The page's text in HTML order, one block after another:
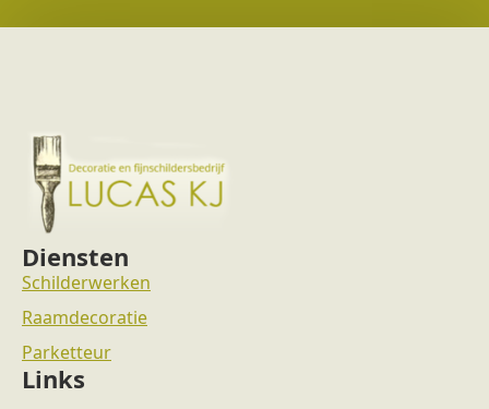
Diensten
Schilderwerken
Raamdecoratie
Parketteur
Links